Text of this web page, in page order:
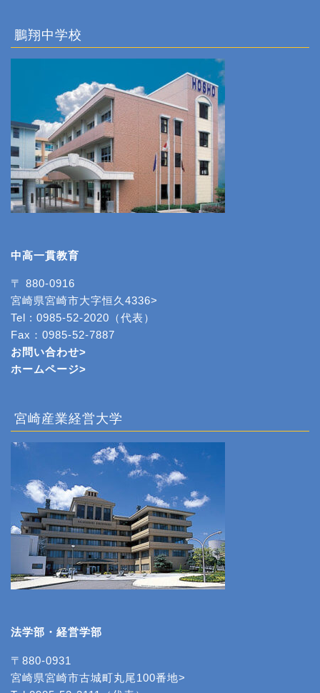
鵬翔中学校
中高一貫教育
〒 880-0916
宮崎県宮崎市大字恒久4336>
Tel : 0985-52-2020（代表）
Fax：0985-52-7887
お問い合わせ>
ホームページ>
宮崎産業経営大学
法学部・経営学部
〒880-0931
宮崎県宮崎市古城町丸尾100番地>